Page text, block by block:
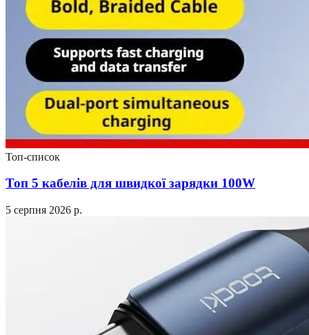
Топ-список
Топ 5 кабелів для швидкої зарядки 100W
5 серпня 2026 р.